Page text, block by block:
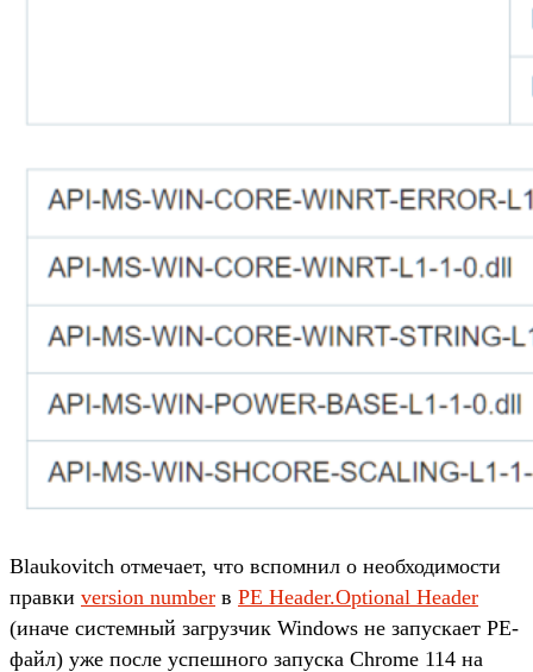
Blaukovitch отмечает, что вспомнил о необходимости
правки version number в PE Header.Optional Header
(иначе системный загрузчик Windows не запускает PE-
файл) уже после успешного запуска Chrome 114 на